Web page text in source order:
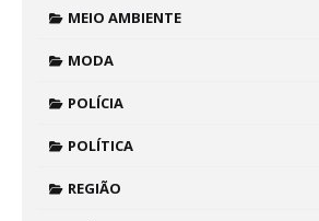
MEIO AMBIENTE
MODA
POLÍCIA
POLÍTICA
REGIÃO